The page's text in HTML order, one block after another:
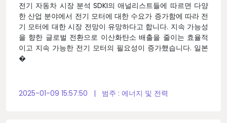
전기 자동차 시장 분석 SDKI의 애널리스트들에 따르면 다양
한 산업 분야에서 전기 모터에 대한 수요가 증가함에 따라 전
기 모터에 대한 시장 전망이 유망하다고 합니다. 지속 가능성
을 향한 글로벌 전환으로 이산화탄소 배출을 줄이는 효율적
이고 지속 가능한 전기 모터의 필요성이 증가했습니다. 일본
�
2025-01-09 15:57:50 | 범주 : 에너지 및 전력